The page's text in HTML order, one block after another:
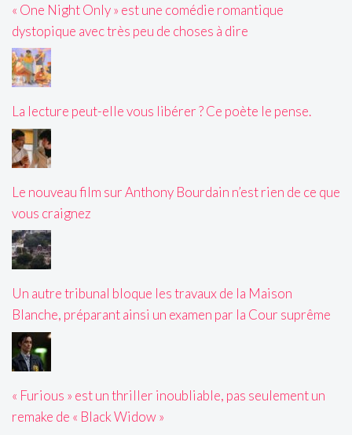
« One Night Only » est une comédie romantique
dystopique avec très peu de choses à dire
La lecture peut-elle vous libérer ? Ce poète le pense.
Le nouveau film sur Anthony Bourdain n’est rien de ce que
vous craignez
Un autre tribunal bloque les travaux de la Maison
Blanche, préparant ainsi un examen par la Cour suprême
« Furious » est un thriller inoubliable, pas seulement un
remake de « Black Widow »